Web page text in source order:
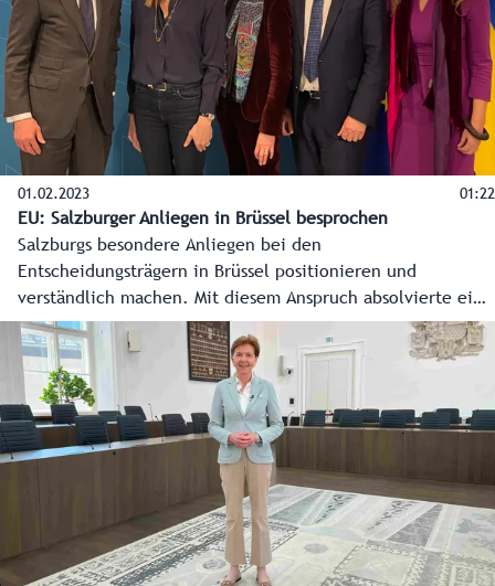
01.02.2023 01:22
EU: Salzburger Anliegen in Brüssel besprochen
Salzburgs besondere Anliegen bei den
Entscheidungsträgern in Brüssel positionieren und
verständlich machen. Mit diesem Anspruch absolvierte eine
dreiköpfige Polit-Delegation des Landes, bestehend aus
Landeshauptmann Wilfried Haslauer, Landtagspräsidentin
Brigitta Pallauf und Landesrat Josef Schwaiger, Ende
Jänner 2023 einen zweitägigen EU-Arbeitsbesuch. Themen
waren unter anderem der Wolf, die Energiepreise und die
Bürokratie.